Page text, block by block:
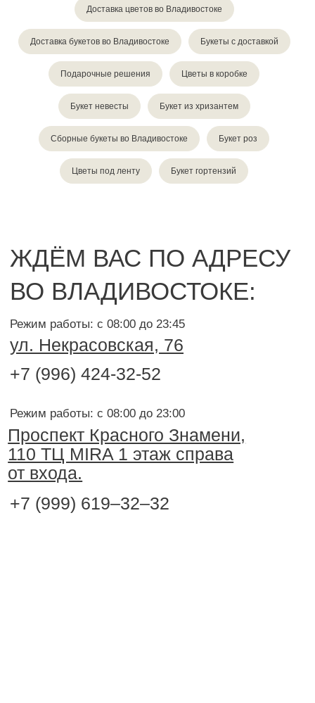
Доставка цветов во Владивостоке
Доставка букетов во Владивостоке Букеты с доставкой
Подарочные решения Цветы в коробке
Букет невесты Букет из хризантем
Сборные букеты во Владивостоке Букет роз
Цветы под ленту Букет гортензий